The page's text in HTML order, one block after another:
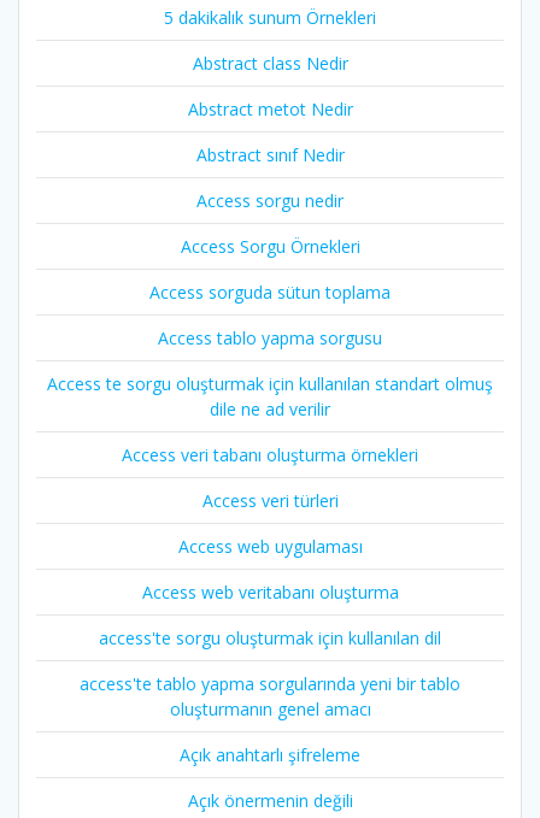
5 dakikalık sunum Örnekleri
Abstract class Nedir
Abstract metot Nedir
Abstract sınıf Nedir
Access sorgu nedir
Access Sorgu Örnekleri
Access sorguda sütun toplama
Access tablo yapma sorgusu
Access te sorgu oluşturmak için kullanılan standart olmuş
dile ne ad verilir
Access veri tabanı oluşturma örnekleri
Access veri türleri
Access web uygulaması
Access web veritabanı oluşturma
access'te sorgu oluşturmak için kullanılan dil
access'te tablo yapma sorgularında yeni bir tablo
oluşturmanın genel amacı
Açık anahtarlı şifreleme
Açık önermenin değili